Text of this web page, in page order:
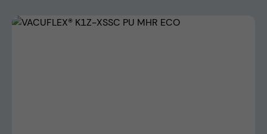
Bildergalerie überspringen